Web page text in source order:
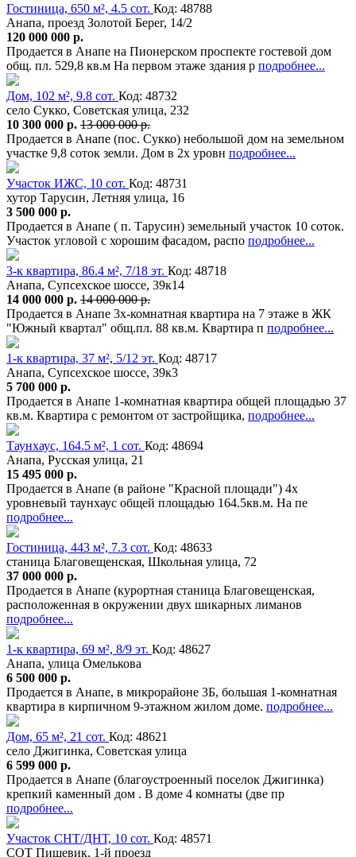
Гостиница, 650 м², 4.5 сот. Код: 48788
Анапа, проезд Золотой Берег, 14/2
120 000 000 р.
Продается в Анапе на Пионерском проспекте гостевой дом
общ. пл. 529,8 кв.м На первом этаже здания р подробнее...
Дом, 102 м², 9.8 сот. Код: 48732
село Сукко, Советская улица, 232
10 300 000 р. 13 000 000 р.
Продается в Анапе (пос. Сукко) небольшой дом на земельном
участке 9,8 соток земли. Дом в 2х уровн подробнее...
Участок ИЖС, 10 сот. Код: 48731
хутор Тарусин, Летняя улица, 16
3 500 000 р.
Продается в Анапе ( п. Тарусин) земельный участок 10 соток.
Участок угловой с хорошим фасадом, распо подробнее...
3-к квартира, 86.4 м², 7/18 эт. Код: 48718
Анапа, Супсехское шоссе, 39к14
14 000 000 р. 14 000 000 р.
Продается в Анапе 3х-комнатная квартира на 7 этаже в ЖК
"Южный квартал" общ.пл. 88 кв.м. Квартира п подробнее...
1-к квартира, 37 м², 5/12 эт. Код: 48717
Анапа, Супсехское шоссе, 39к3
5 700 000 р.
Продается в Анапе 1-комнатная квартира общей площадью 37
кв.м. Квартира с ремонтом от застройщика, подробнее...
Таунхаус, 164.5 м², 1 сот. Код: 48694
Анапа, Русская улица, 21
15 495 000 р.
Продается в Анапе (в районе "Красной площади") 4х
уровневый таунхаус общей площадью 164.5кв.м. На пе
подробнее...
Гостиница, 443 м², 7.3 сот. Код: 48633
станица Благовещенская, Школьная улица, 72
37 000 000 р.
Продается в Анапе (курортная станица Благовещенская,
расположенная в окружении двух шикарных лиманов
подробнее...
1-к квартира, 69 м², 8/9 эт. Код: 48627
Анапа, улица Омелькова
6 500 000 р.
Продается в Анапе, в микрорайоне 3Б, большая 1-комнатная
квартира в кирпичном 9-этажном жилом доме. подробнее...
Дом, 65 м², 21 сот. Код: 48621
село Джигинка, Советская улица
6 599 000 р.
Продается в Анапе (благоустроенный поселок Джигинка)
крепкий каменный дом . В доме 4 комнаты (две пр
подробнее...
Участок СНТ/ДНТ, 10 сот. Код: 48571
СОТ Пищевик, 1-й проезд